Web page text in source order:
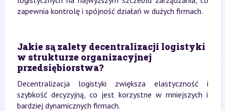
zapewnia kontrolę i spójność działań w dużych firmach.
Jakie są zalety decentralizacji logistyki
w strukturze organizacyjnej
przedsiębiorstwa?
Decentralizacja logistyki zwiększa elastyczność i
szybkość decyzyjną, co jest korzystne w mniejszych i
bardziej dynamicznych firmach.